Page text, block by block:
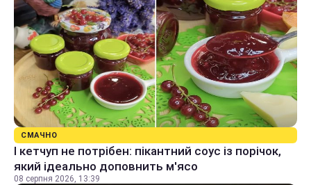
СМАЧНО
І кетчуп не потрібен: пікантний соус із порічок,
який ідеально доповнить м'ясо
08 серпня 2026, 13:39